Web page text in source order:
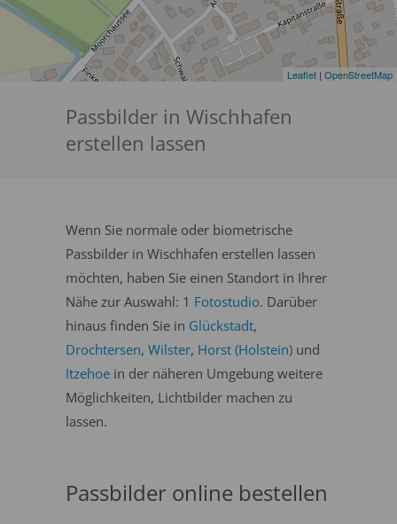
Leaflet | OpenStreetMap
Passbilder in Wischhafen
erstellen lassen
Wenn Sie normale oder biometrische
Passbilder in Wischhafen erstellen lassen
möchten, haben Sie einen Standort in Ihrer
Nähe zur Auswahl: 1 Fotostudio. Darüber
hinaus finden Sie in Glückstadt,
Drochtersen, Wilster, Horst (Holstein) und
Itzehoe in der näheren Umgebung weitere
Möglichkeiten, Lichtbilder machen zu
lassen.
Passbilder online bestellen